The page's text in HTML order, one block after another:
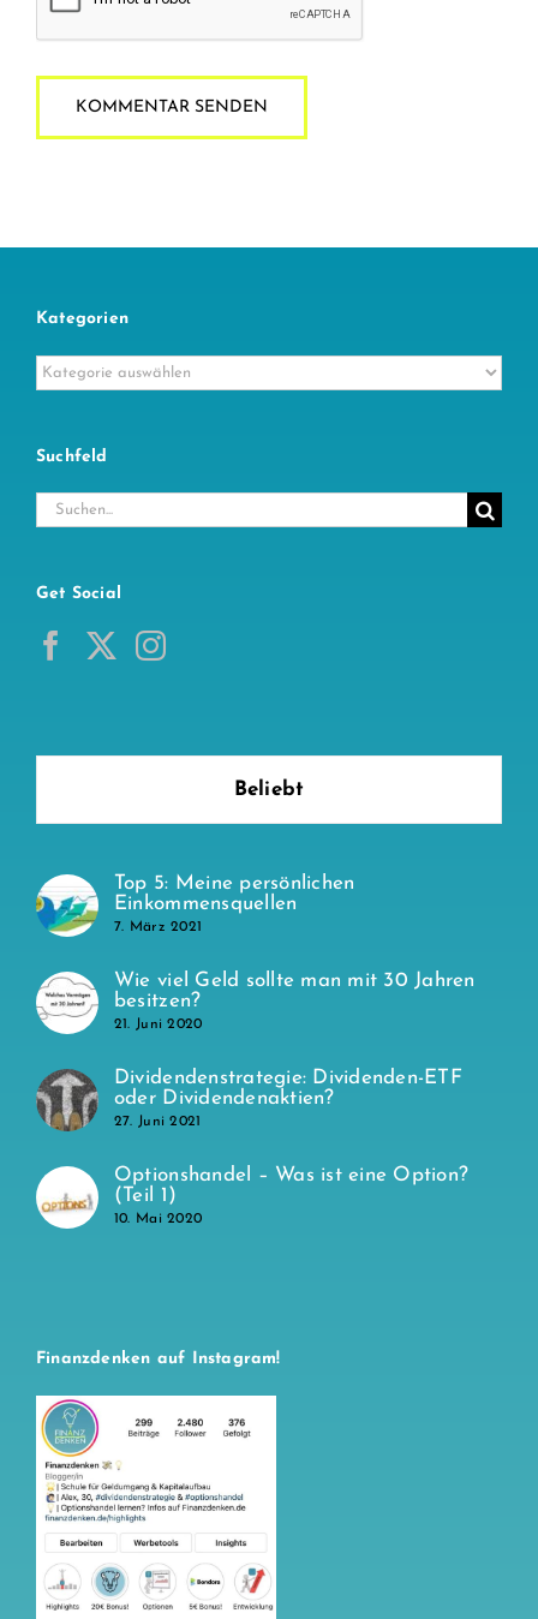
Kategorien
Kategorien
Suchfeld
Suche
Get Social
Beliebt
Top 5: Meine persönlichen
Einkommensquellen
7. März 2021
Wie viel Geld sollte man mit 30 Jahren
besitzen?
21. Juni 2020
Dividendenstrategie: Dividenden-ETF
oder Dividendenaktien?
27. Juni 2021
Optionshandel – Was ist eine Option?
(Teil 1)
10. Mai 2020
Finanzdenken auf Instagram!